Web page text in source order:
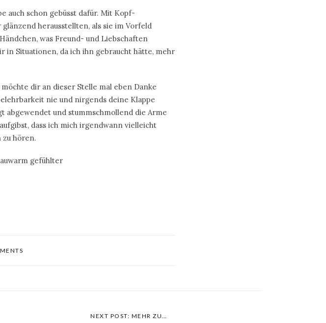
auch schon gebüsst dafür. Mit Kopf-
herausstellten, als sie im Vorfeld
was Freund- und Liebschaften
in Situationen, da ich ihn gebraucht hätte, mehr
dir an dieser Stelle mal eben Danke
nie und nirgends deine Klappe
abgewendet und stummschmollend die Arme
dass ich mich irgendwann vielleicht
zu hören.
gefühlter
NEXT POST: MEHR ZU…